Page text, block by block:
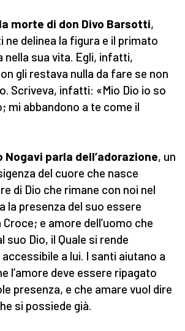
morte di don Divo Barsotti,
ne delinea la figura e il primato
nella sua vita. Egli, infatti,
gli restava nulla da fare se non
Scriveva, infatti: «Mio Dio io so
mi abbandono a te come il
Nogavi parla dell’adorazione, un
del cuore che nasce
di Dio che rimane con noi nel
la presenza del suo essere
e amore dell’uomo che
suo Dio, il Quale si rende
a lui. I santi aiutano a
l’amore deve essere ripagato
presenza, e che amare vuol dire
si possiede già.